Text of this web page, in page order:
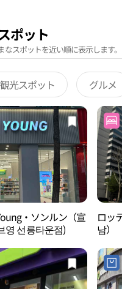
ポット
スポットを近い順に表示します。
観光スポット グルメ
・ソンルン（宣
영 선릉타운점)
ロッ
남）